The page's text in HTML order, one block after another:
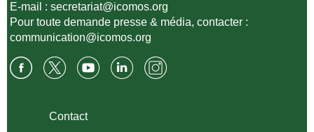
E-mail :secretariat@icomos.org
Pour toute demande presse & média, contacter :
communication@icomos.org
Contact